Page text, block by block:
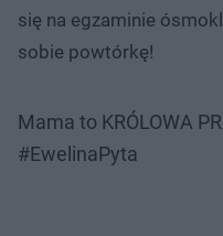
się na egzaminie
sobie powtórkę!
Mama to KRÓLOWA
#EwelinaPyta